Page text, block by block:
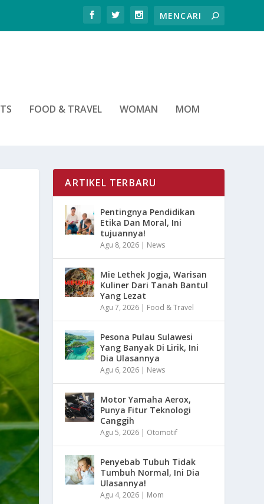
FOOD & TRAVEL WOMAN MOM
ARTIKEL TERBARU
Pentingnya Pendidikan
Etika Dan Moral, Ini
tujuannya!
Agu 8, 2026 | News
Mie Lethek Jogja, Warisan
Kuliner Dari Tanah Bantul
Yang Lezat
Agu 7, 2026 | Food & Travel
Pesona Pulau Sulawesi
Yang Banyak Di Lirik, Ini
Dia Ulasannya
Agu 6, 2026 | News
Motor Yamaha Aerox,
Punya Fitur Teknologi
Canggih
Agu 5, 2026 | Otomotif
Penyebab Tubuh Tidak
Tumbuh Normal, Ini Dia
Ulasannya!
Agu 4, 2026 | Mom